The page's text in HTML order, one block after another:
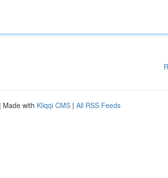
| Made with Kliqqi CMS | All RSS Feeds